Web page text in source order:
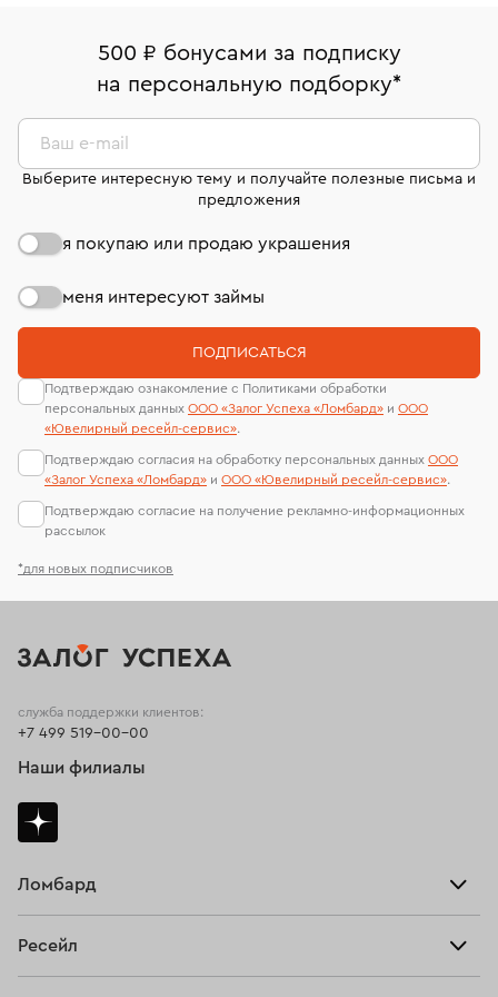
комиссионных украшений и часов смотрите на
странице«Возврат украшений»
Срок бронирования украшения при самовывозе из
филиала - 1 день, не считая день бронирования.
номер (УИН)
На особо ценные изделия получены
сертификаты МГУ и других геммологических
лабораторий
500 ₽ бонусами за подписку
на персональную подборку*
*для новых подписчиков
Ваш e-mail
Выберите интересную тему и получайте полезные письма и
предложения
я покупаю или продаю украшения
меня интересуют займы
ПОДПИСАТЬСЯ
Подтверждаю ознакомление с Политиками обработки
персональных данных ООО «Залог Успеха «Ломбард» и ООО
«Ювелирный ресейл-сервиc».
Подтверждаю согласия на обработку персональных данных ООО
«Залог Успеха «Ломбард» и ООО «Ювелирный ресейл-сервиc».
Подтверждаю согласие на получение рекламно-информационных
рассылок
Ломбард
Ресейл
служба поддержки клиентов:
+7 499 519-00-00
Наши филиалы